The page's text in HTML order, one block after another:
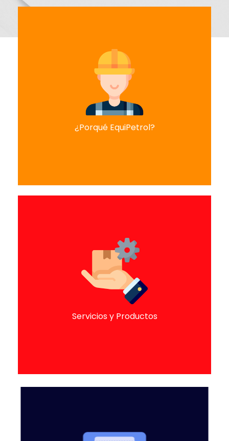
¿Porqué EquiPetrol?
EQUIPETROL
EquiPetrol ha tenido la capacidad para adaptarse
y consolidar su liderazgo en todo el territorio
nacional. Gracias a la gran experiencia adquirida lo
largo de sus más de 12 años, el Grupo EquiPetrol se
ha ido diversificando en importantes segmentos
Servicios y Productos
SERVICIOS & PRODUCTOS
Servicios especializados de Slickline, Wireline,
Terminación de Pozos